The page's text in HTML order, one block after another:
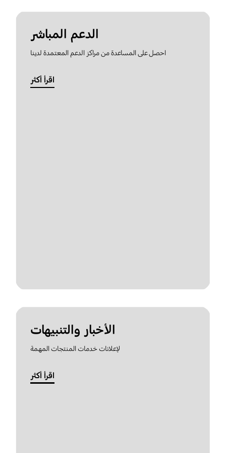
الدعم المباشر
احصل على المساعدة من مراكز الدعم المعتمدة لدينا
اقرأ أكثر
الأخبار والتنبيهات
لإعلانات خدمات المنتجات المهمة
اقرأ أكثر